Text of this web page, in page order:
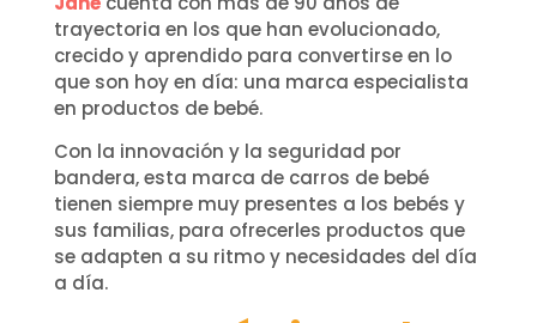
trayectoria en los que han evolucionado,
crecido y aprendido para convertirse en lo
que son hoy en día: una marca especialista
en productos de bebé.
Con la innovación y la seguridad por
bandera, esta marca de carros de bebé
tienen siempre muy presentes a los bebés y
sus familias, para ofrecerles productos que
se adapten a su ritmo y necesidades del día
a día.